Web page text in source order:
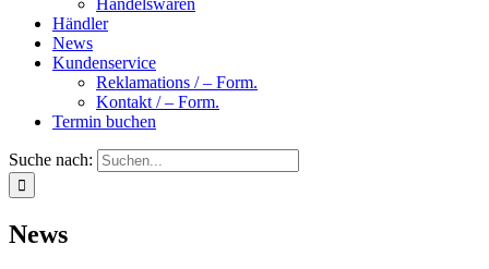
Handelswaren
Händler
News
Kundenservice
Reklamations / – Form.
Kontakt / – Form.
Termin buchen
Suche nach:
News